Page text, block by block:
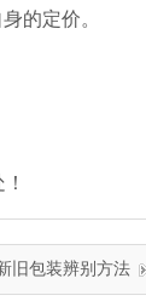
的定价。
旧包装辨别方法